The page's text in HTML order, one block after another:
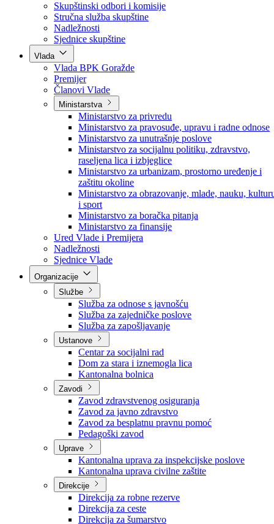
Poslanici po strankama
Poslanici po klubovima naroda
Kolegij skupštine
Skupštinski odbori i komisije
Stručna služba skupštine
Nadležnosti
Sjednice skupštine
Vlada
Vlada BPK Goražde
Premijer
Članovi Vlade
Ministarstva
Ministarstvo za privredu
Ministarstvo za pravosuđe, upravu i radne odnose
Ministarstvo za unutrašnje poslove
Ministarstvo za socijalnu politiku, zdravstvo,
raseljena lica i izbjeglice
Ministarstvo za urbanizam, prostorno uređenje i
zaštitu okoline
Ministarstvo za obrazovanje, mlade, nauku,
i sport
Ministarstvo za boračka pitanja
Ministarstvo za finansije
Ured Vlade i Premijera
Nadležnosti
Sjednice Vlade
Službe
Služba za odnose s javnošću
Služba za zajedničke poslove
Služba za zapošljavanje
Ustanove
Centar za socijalni rad
Dom za stara i iznemogla lica
Kantonalna bolnica
Zavodi
Zavod zdravstvenog osiguranja
Zavod za javno zdravstvo
Zavod za besplatnu pravnu pomoć
Pedagoški zavod
Uprave
Kantonalna uprava za inspekcijske poslove
Kantonalna uprava civilne zaštite
Direkcije